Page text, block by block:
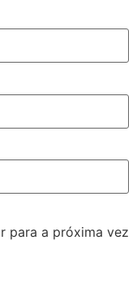
para a próxima vez